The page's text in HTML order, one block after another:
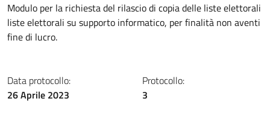
Modulo per la richiesta del rilascio di copia delle liste elettorali
liste elettorali su supporto informatico, per finalità non aventi
fine di lucro.
Data protocollo:
26 Aprile 2023
Protocollo:
3